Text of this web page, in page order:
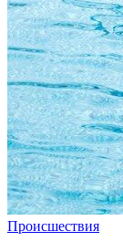
Происшествия